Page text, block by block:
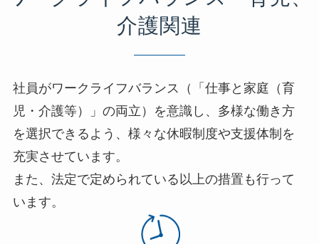
介護関連
社員がワークライフバランス（「仕事と家庭（育
児・介護等）」の両立）を意識し、多様な働き方
を選択できるよう、様々な休暇制度や支援体制を
充実させています。
また、法定で定められている以上の措置も行って
います。